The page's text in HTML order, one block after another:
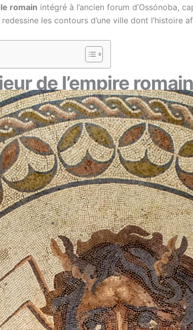
romain intégré à l’ancien forum d’Ossónoba,
les contours d’une ville dont l’histoire
de l’empire romain